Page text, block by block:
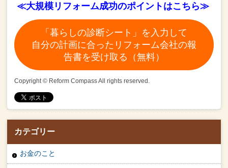
≪大規模リフォーム成功のポイントはこちら≫
「暮らしの診断シート」を入力して
自分の計画に合ったリフォーム会社の報
告書を受け取る（無料）
Copyright © Reform Compass All rights reserved.
カテゴリー
お金のこと